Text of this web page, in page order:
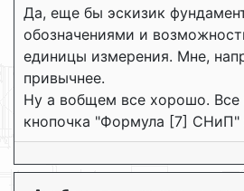
Да, еще бы эскизик
обозначениями и
единицы измерения. Мне,
привычнее.
Ну а вобщем все хорошо. Все
кнопочка "Формула [7] СНиП"